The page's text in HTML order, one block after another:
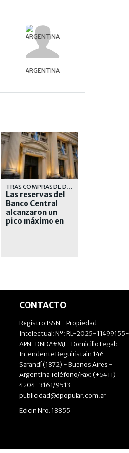
ARGENTINA
TRAS COMPRAS DE DÓLARES
Las reservas del
Banco Central
alcanzaron un
pico máximo en
CONTACTO
Registro ISSN - Propiedad
Intelectual: Nº: RL-2025-11499155-
APN-DNDA#MJ - Domicilio Legal:
Intendente Beguiristain 146 -
Sarandí (1872) - Buenos Aires -
Argentina Teléfono/Fax: (+5411)
4204-3161/9513 -
publicidad@dpopular.com.ar
Edicin Nro. 18855